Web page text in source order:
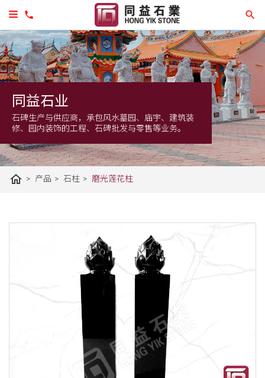
同益石业
石碑生产与供应商，承包风水墓园、庙宇、建筑装
修、园内装饰的工程、石碑批发与零售等业务。
home > 产品 > 石柱 > 磨光莲花柱